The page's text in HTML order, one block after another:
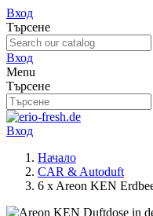
Вход
Търсене
Вход
Menu
Търсене
Вход
Начало
CAR & Autoduft
6 x Areon KEN